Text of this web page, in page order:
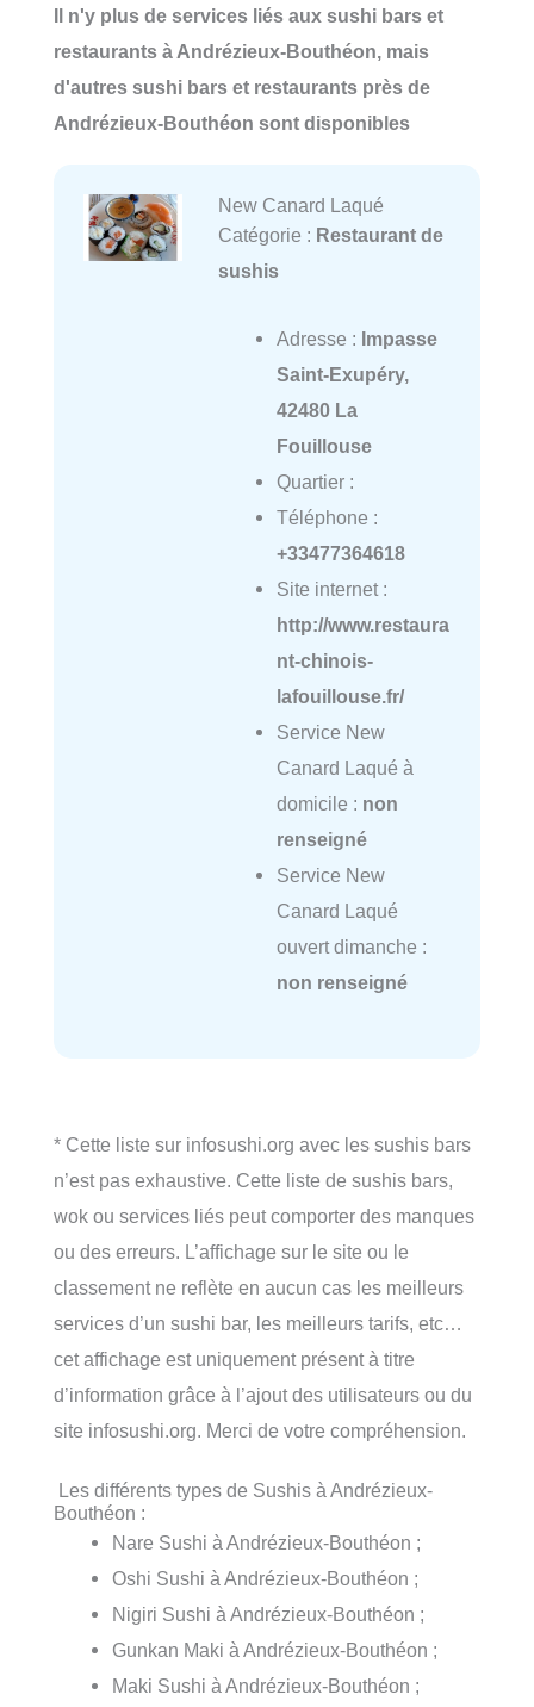
Il n'y plus de services liés aux sushi bars et
restaurants à Andrézieux-Bouthéon, mais
d'autres sushi bars et restaurants près de
Andrézieux-Bouthéon sont disponibles
New Canard Laqué
Catégorie : Restaurant de
sushis
Adresse : Impasse
Saint-Exupéry,
42480 La
Fouillouse
Quartier :
Téléphone :
+33477364618
Site internet :
http://www.restaura
nt-chinois-
lafouillouse.fr/
Service New
Canard Laqué à
domicile : non
renseigné
Service New
Canard Laqué
ouvert dimanche :
non renseigné
* Cette liste sur infosushi.org avec les sushis bars
n’est pas exhaustive. Cette liste de sushis bars,
wok ou services liés peut comporter des manques
ou des erreurs. L’affichage sur le site ou le
classement ne reflète en aucun cas les meilleurs
services d’un sushi bar, les meilleurs tarifs, etc…
cet affichage est uniquement présent à titre
d’information grâce à l’ajout des utilisateurs ou du
site infosushi.org. Merci de votre compréhension.
Les différents types de Sushis à Andrézieux-
Bouthéon :
Nare Sushi à Andrézieux-Bouthéon ;
Oshi Sushi à Andrézieux-Bouthéon ;
Nigiri Sushi à Andrézieux-Bouthéon ;
Gunkan Maki à Andrézieux-Bouthéon ;
Maki Sushi à Andrézieux-Bouthéon ;